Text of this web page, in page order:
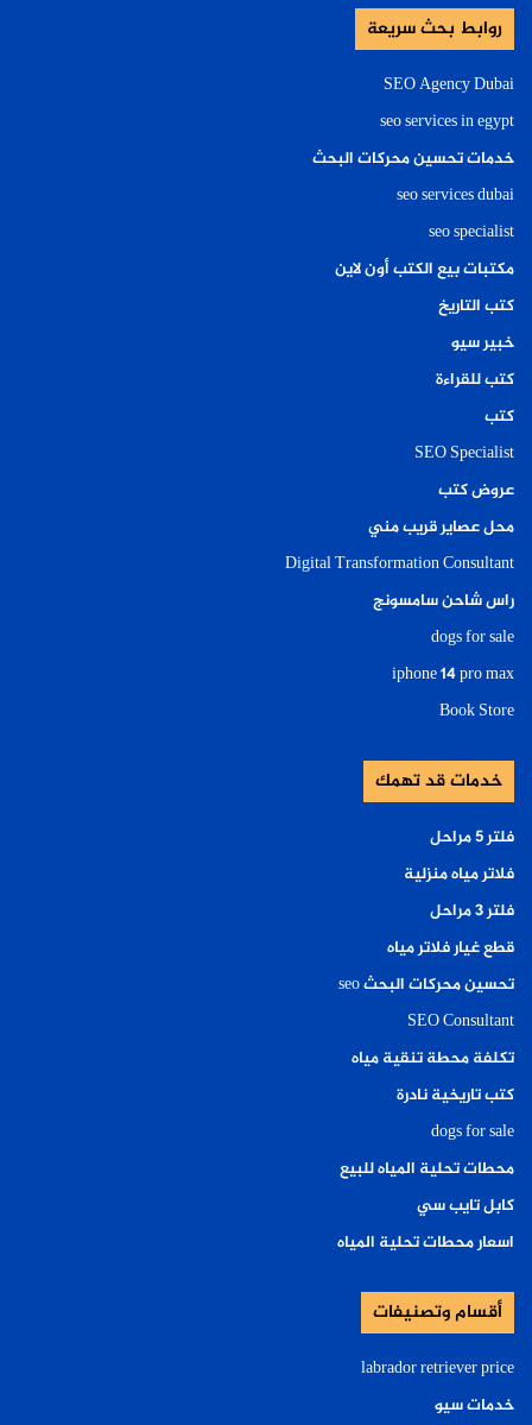
روابط بحث سريعة
SEO Agency Dubai
seo services in egypt
خدمات تحسين محركات البحث
seo services dubai
seo specialist
مكتبات بيع الكتب أون لاين
كتب التاريخ
خبير سيو
كتب للقراءة
كتب
SEO Specialist
عروض كتب
محل عصاير قريب مني
Digital Transformation Consultant
راس شاحن سامسونج
dogs for sale
iphone 14 pro max
Book Store
خدمات قد تهمك
فلتر ٥ مراحل
فلاتر مياه منزلية
فلتر ٣ مراحل
قطع غيار فلاتر مياه
تحسين محركات البحث seo
SEO Consultant
تكلفة محطة تنقية مياه
كتب تاريخية نادرة
dogs for sale
محطات تحلية المياه للبيع
كابل تايب سي
اسعار محطات تحلية المياه
أقسام وتصنيفات
labrador retriever price
خدمات سيو